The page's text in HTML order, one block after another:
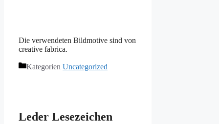
Die verwendeten Bildmotive sind von
creative fabrica.
Kategorien Uncategorized
Leder Lesezeichen